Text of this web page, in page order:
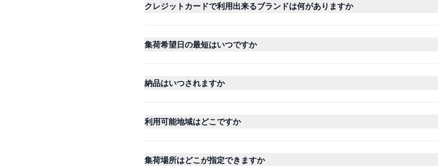
クレジットカードで利用出来るブランドは何がありますか
集荷希望日の最短はいつですか
納品はいつされますか
利用可能地域はどこですか
集荷場所はどこが指定できますか